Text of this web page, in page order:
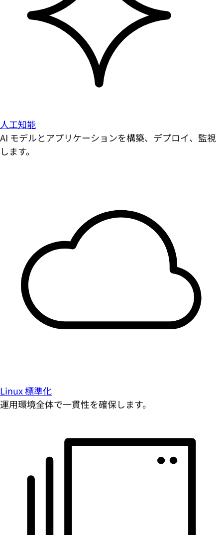
人工知能
AI モデルとアプリケーションを構築、デプロイ、監視
します。
Linux 標準化
運用環境全体で一貫性を確保します。